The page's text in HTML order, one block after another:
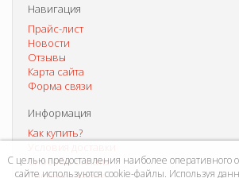
Навигация
Прайс-лист
Новости
Отзывы
Карта сайта
Форма связи
Информация
Как купить?
Способы оплаты
С целью предоставления наиболее оперативного
сайте используются cookie-файлы. Используя